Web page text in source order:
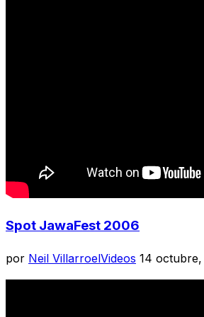
Spot JawaFest 2006
por Neil VillarroelVideos Publicado
el
14